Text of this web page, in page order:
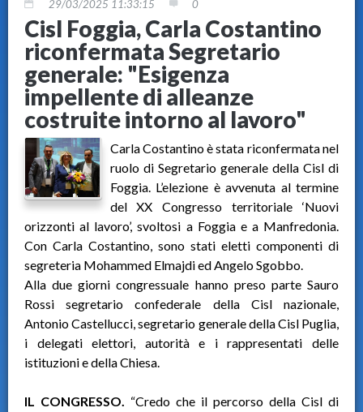
29/03/2025 11:33:15 0
Cisl Foggia, Carla Costantino
riconfermata Segretario
generale: "Esigenza
impellente di alleanze
costruite intorno al lavoro"
Carla Costantino è stata riconfermata nel
ruolo di Segretario generale della Cisl di
Foggia. L’elezione è avvenuta al termine
del XX Congresso territoriale ‘Nuovi
orizzonti al lavoro’, svoltosi a Foggia e a Manfredonia.
Con Carla Costantino, sono stati eletti componenti di
segreteria Mohammed Elmajdi ed Angelo Sgobbo.
Alla due giorni congressuale hanno preso parte Sauro
Rossi segretario confederale della Cisl nazionale,
Antonio Castellucci, segretario generale della Cisl Puglia,
i delegati elettori, autorità e i rappresentati delle
istituzioni e della Chiesa.
IL CONGRESSO. “Credo che il percorso della Cisl di